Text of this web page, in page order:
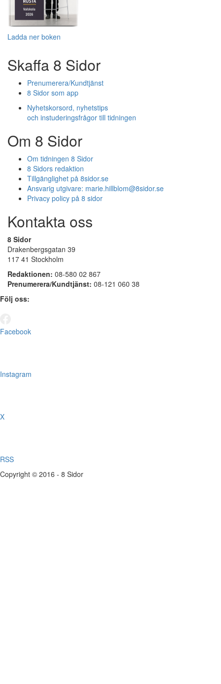
Ladda ner boken
Skaffa 8 Sidor
Prenumerera/Kundtjänst
8 Sidor som app
Nyhetskorsord, nyhetstips
och instuderingsfrågor till tidningen
Om 8 Sidor
Om tidningen 8 Sidor
8 Sidors redaktion
Tillgänglighet på 8sidor.se
Ansvarig utgivare: marie.hillblom@8sidor.se
Privacy policy på 8 sidor
Kontakta oss
8 Sidor
Drakenbergsgatan 39
117 41 Stockholm
Redaktionen: 08-580 02 867
Prenumerera/Kundtjänst: 08-121 060 38
Följ oss:
Facebook
Instagram
X
RSS
Copyright © 2016 - 8 Sidor